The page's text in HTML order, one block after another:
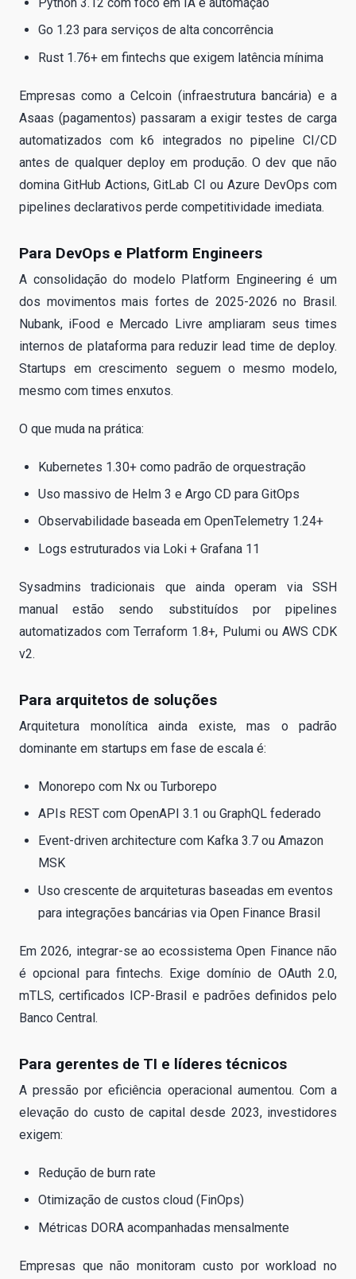
Go 1.23 para serviços de alta concorrência
Rust 1.76+ em fintechs que exigem latência mínima
Empresas como a Celcoin (infraestrutura bancária) e a
Asaas (pagamentos) passaram a exigir testes de carga
automatizados com k6 integrados no pipeline CI/CD
antes de qualquer deploy em produção. O dev que não
domina GitHub Actions, GitLab CI ou Azure DevOps com
pipelines declarativos perde competitividade imediata.
Para DevOps e Platform Engineers
A consolidação do modelo Platform Engineering é um
dos movimentos mais fortes de 2025-2026 no Brasil.
Nubank, iFood e Mercado Livre ampliaram seus times
internos de plataforma para reduzir lead time de deploy.
Startups em crescimento seguem o mesmo modelo,
mesmo com times enxutos.
O que muda na prática:
Kubernetes 1.30+ como padrão de orquestração
Uso massivo de Helm 3 e Argo CD para GitOps
Observabilidade baseada em OpenTelemetry 1.24+
Logs estruturados via Loki + Grafana 11
Sysadmins tradicionais que ainda operam via SSH
manual estão sendo substituídos por pipelines
automatizados com Terraform 1.8+, Pulumi ou AWS CDK
v2.
Para arquitetos de soluções
Arquitetura monolítica ainda existe, mas o padrão
dominante em startups em fase de escala é:
Monorepo com Nx ou Turborepo
APIs REST com OpenAPI 3.1 ou GraphQL federado
Event-driven architecture com Kafka 3.7 ou Amazon
MSK
Uso crescente de arquiteturas baseadas em eventos
para integrações bancárias via Open Finance Brasil
Em 2026, integrar-se ao ecossistema Open Finance não
é opcional para fintechs. Exige domínio de OAuth 2.0,
mTLS, certificados ICP-Brasil e padrões definidos pelo
Banco Central.
Para gerentes de TI e líderes técnicos
A pressão por eficiência operacional aumentou. Com a
elevação do custo de capital desde 2023, investidores
exigem:
Redução de burn rate
Otimização de custos cloud (FinOps)
Métricas DORA acompanhadas mensalmente
Empresas que não monitoram custo por workload no